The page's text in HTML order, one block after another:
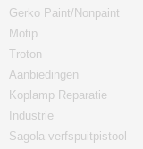
Gerko Paint/Nonpaint
Motip
Troton
Aanbiedingen
Koplamp Reparatie
Industrie
Sagola verfspuitpistool